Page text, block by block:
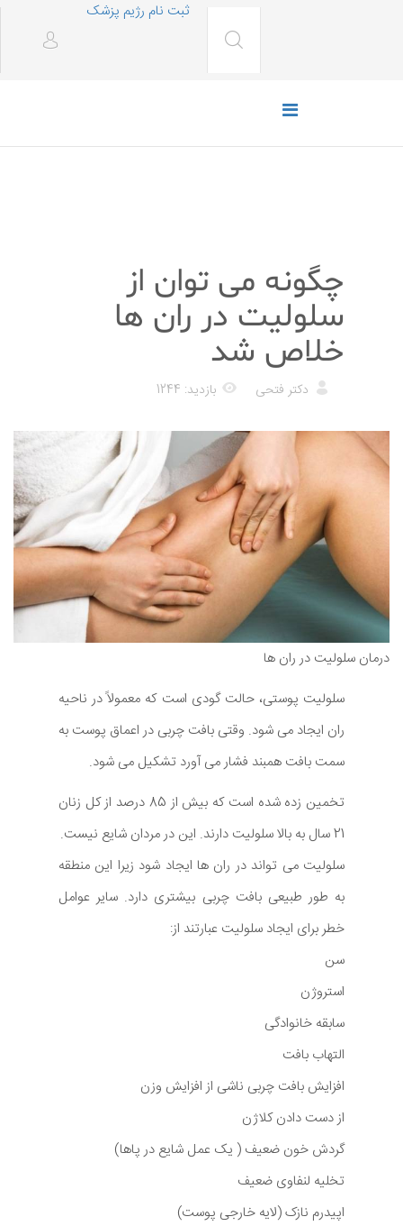
ثبت نام رژیم پزشک
چگونه می توان از
سلولیت در ران ها
خلاص شد
دکتر فتحی بازدید: 1244
درمان سلولیت در ران ها
سلولیت پوستی، حالت گودی است که معمولاً در ناحیه
ران ایجاد می شود. وقتی بافت چربی در اعماق پوست به
سمت بافت همبند فشار می آورد تشکیل می شود.
تخمین زده شده است که بیش از 85 درصد از کل زنان
21 سال به بالا سلولیت دارند. این در مردان شایع نیست.
سلولیت می تواند در ران ها ایجاد شود زیرا این منطقه
به طور طبیعی بافت چربی بیشتری دارد. سایر عوامل
خطر برای ایجاد سلولیت عبارتند از:
سن
استروژن
سابقه خانوادگی
التهاب بافت
افزایش بافت چربی ناشی از افزایش وزن
از دست دادن کلاژن
گردش خون ضعیف ( یک عمل شایع در پاها)
تخلیه لنفاوی ضعیف
اپیدرم نازک (لایه خارجی پوست)